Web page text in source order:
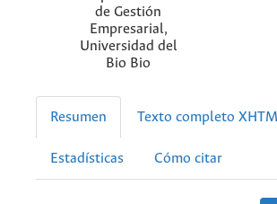
de Gestión
Empresarial,
Universidad del
Bio Bio
Resumen Texto completo
Estadísticas Cómo citar